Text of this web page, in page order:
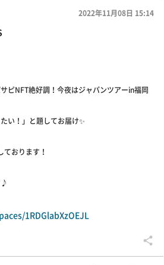
2022年11月08日 15:14
ピNFT絶好調！今夜はジャパンツアーin福岡
い！」と題してお届け✨
おります！
♪
1RDGlabXzOEJL